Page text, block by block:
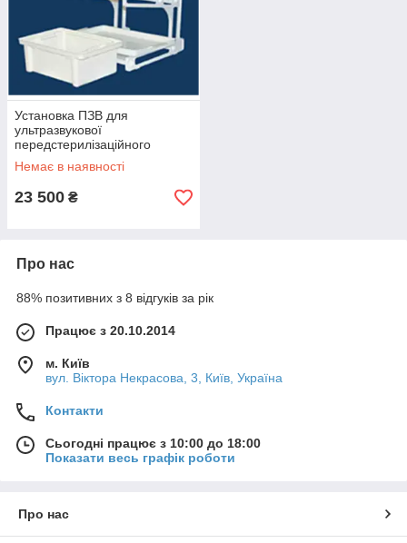
Установка ПЗВ для
ультразвукової
передстерилізаційного
очищення мед. виробів УЗО
5-01-«МЕДЕЛ» (з ємністю
Немає в наявності
23 500 ₴
Про нас
88% позитивних з 8 відгуків за рік
Працює з 20.10.2014
м. Київ
вул. Вiктора Некрасова, 3, Київ, Україна
Контакти
Сьогодні працює з 10:00 до 18:00
Показати весь графік роботи
Про нас